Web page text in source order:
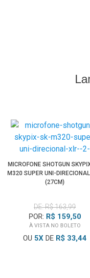
MICROFONE SHOTGUN
M320 SUPER UNI-
(27CM)
DE: R$ 163,99
POR: R$ 159,50
À VISTA NO BOLETO
OU 5X DE R$ 33,44